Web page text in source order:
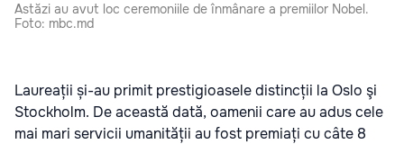
Astăzi au avut loc ceremoniile de înmânare a premiilor Nobel.
Foto: mbc.md
Laureații și-au primit prestigioasele distincții la Oslo şi
Stockholm. De această dată, oamenii care au adus cele
mai mari servicii umanității au fost premiați cu câte 8